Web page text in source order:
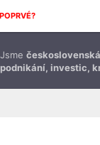
Jsme
podnikání, investic,